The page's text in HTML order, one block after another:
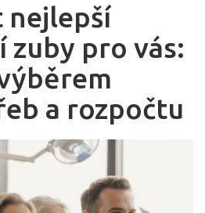
nejlepší
zuby pro vás:
a rozpočtu